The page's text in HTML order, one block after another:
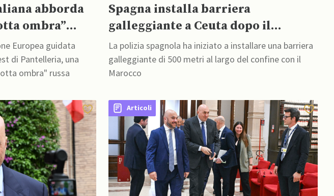
abborda
ombra”
Europea guidata
di Pantelleria, una
ombra" russa
Spagna installa barriera
galleggiante a Ceuta dopo il
mortale afflusso di migranti
La polizia spagnola ha iniziato a installare una barriera
galleggiante di 500 metri al largo del confine con il
Marocco
Articoli